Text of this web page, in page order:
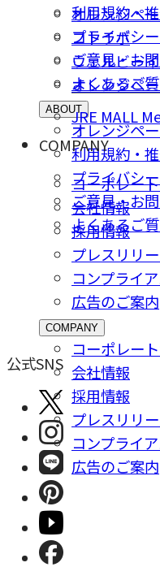
オレンジペ
コトラボ
ウェルビー
オレンジペ
JRE MALL
利用規約・
プライバシ
ご意⾒・お
よくあるご
ABOUT
オレンジペ
利用規約・
プライバシ
ご意⾒・お
よくあるご
COMPANY
コーポレー
会社情報
採⽤情報
プレスリリ
コンプライ
広告のご案内
COMPANY
コーポレー
会社情報
採⽤情報
プレスリリ
コンプライ
広告のご案内
公式SNS